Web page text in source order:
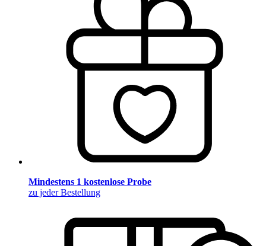
Mindestens 1 kostenlose Probe
zu jeder Bestellung